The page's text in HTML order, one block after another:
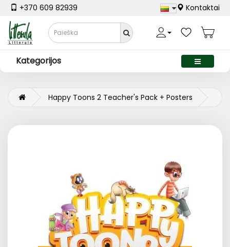
+370 609 82939 Kontaktai
Kategorijos
Happy Toons 2 Teacher's Pack + Posters